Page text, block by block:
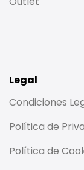
Legal
Condiciones
Política de
Política de